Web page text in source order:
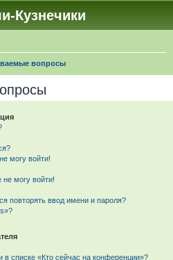
Кузнечики
вопросы
могу войти!
не могу войти!
повторять ввод имени и пароля?
в списке «Кто сейчас на конференции»?